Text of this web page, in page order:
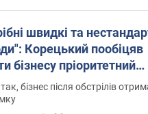
швидкі та
Корецький пообіцяв
бізнесу пріоритетний
до наявних складських
бізнес після обстрілів